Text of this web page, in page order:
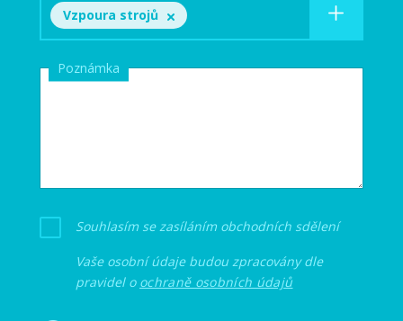
Vzpoura strojů
Poznámka
Souhlasím se zasíláním obchodních sdělení
Vaše osobní údaje budou zpracovány dle
pravidel o ochraně osobních údajů